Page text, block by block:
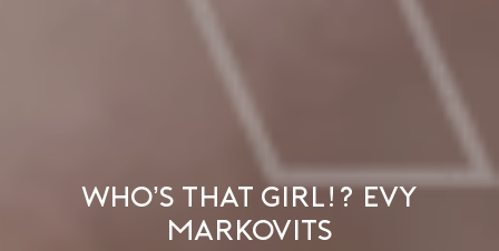
Who’s That Girl!? Evy
Markovits